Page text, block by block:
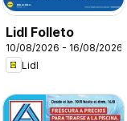
Lidl Folleto
10/08/2026 - 16/08/2026
Lidl